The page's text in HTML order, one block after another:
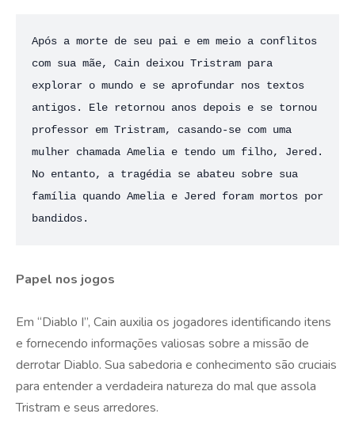
Após a morte de seu pai e em meio a conflitos
com sua mãe, Cain deixou Tristram para
explorar o mundo e se aprofundar nos textos
antigos. Ele retornou anos depois e se tornou
professor em Tristram, casando-se com uma
mulher chamada Amelia e tendo um filho, Jered.
No entanto, a tragédia se abateu sobre sua
família quando Amelia e Jered foram mortos por
bandidos.
Papel nos jogos
Em “Diablo I”, Cain auxilia os jogadores identificando itens
e fornecendo informações valiosas sobre a missão de
derrotar Diablo. Sua sabedoria e conhecimento são cruciais
para entender a verdadeira natureza do mal que assola
Tristram e seus arredores​​.